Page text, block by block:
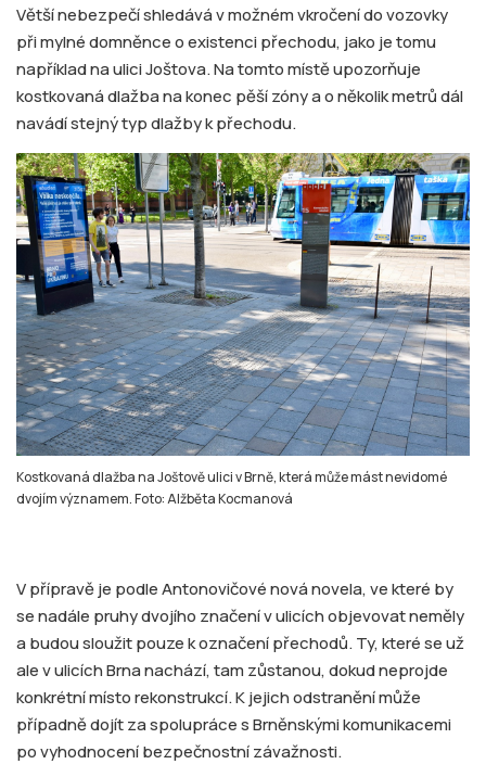
Větší nebezpečí shledává v možném vkročení do vozovky
při mylné domněnce o existenci přechodu, jako je tomu
například na ulici Joštova. Na tomto místě upozorňuje
kostkovaná dlažba na konec pěší zóny a o několik metrů dál
navádí stejný typ dlažby k přechodu.
Kostkovaná dlažba na Joštově ulici v Brně, která může mást nevidomé
dvojím významem. Foto: Alžběta Kocmanová
V přípravě je podle Antonovičové nová novela, ve které by
se nadále pruhy dvojího značení v ulicích objevovat neměly
a budou sloužit pouze k označení přechodů. Ty, které se už
ale v ulicích Brna nachází, tam zůstanou, dokud neprojde
konkrétní místo rekonstrukcí. K jejich odstranění může
případně dojít za spolupráce s Brněnskými komunikacemi
po vyhodnocení bezpečnostní závažnosti.